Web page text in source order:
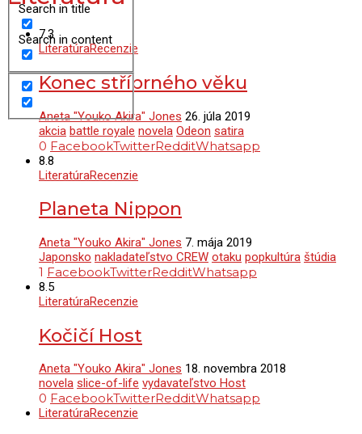
Search in title
Search in content
7.3
LiteratúraRecenzie
Konec stříbrného věku
Aneta "Youko Akira" Jones 26. júla 2019
akcia battle royale novela Odeon satira
0 FacebookTwitterRedditWhatsapp
8.8
LiteratúraRecenzie
Planeta Nippon
Aneta "Youko Akira" Jones 7. mája 2019
Japonsko nakladateľstvo CREW otaku popkultúra štúdia
1 FacebookTwitterRedditWhatsapp
8.5
LiteratúraRecenzie
Kočičí Host
Aneta "Youko Akira" Jones 18. novembra 2018
novela slice-of-life vydavateľstvo Host
0 FacebookTwitterRedditWhatsapp
LiteratúraRecenzie